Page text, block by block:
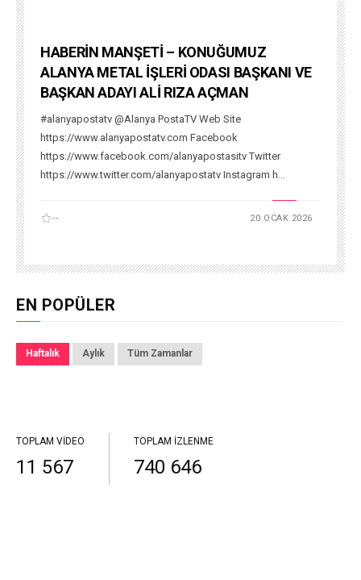
HABERİN MANŞETİ – KONUĞUMUZ
ALANYA METAL İŞLERİ ODASI BAŞKANI VE
BAŞKAN ADAYI ALİ RIZA AÇMAN
#alanyapostatv @Alanya PostaTV Web Site
https://www.alanyapostatv.com Facebook
https://www.facebook.com/alanyapostasitv Twitter
https://www.twitter.com/alanyapostatv Instagram h...
-- 20 OCAK 2026
EN POPÜLER
Haftalık Aylık Tüm Zamanlar
TOPLAM VIDEO
11 567
TOPLAM İZLENME
740 646